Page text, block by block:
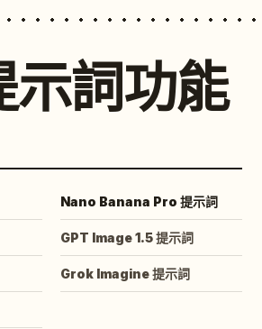
示詞功能
Nano Banana Pro 提示詞
GPT Image 1.5 提示詞
Grok Imagine 提示詞